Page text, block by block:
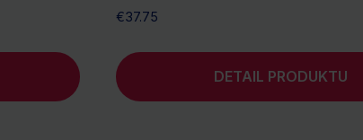
€37.75
DETAIL PRODUKTU